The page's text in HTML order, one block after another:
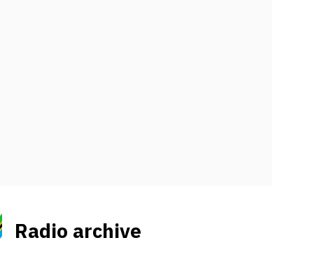
Radio archive